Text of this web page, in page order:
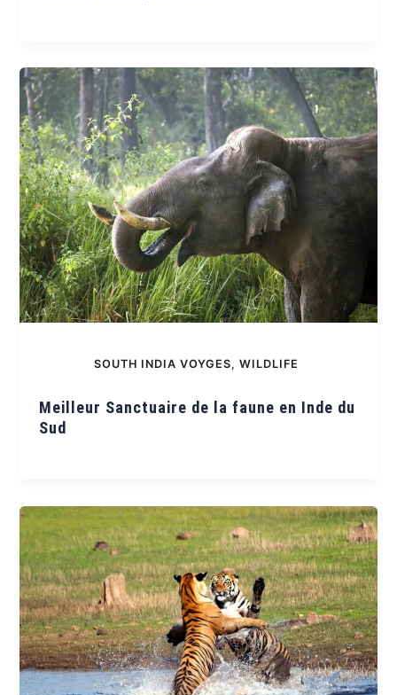
SOUTH INDIA VOYGES, WILDLIFE
Meilleur Sanctuaire de la faune en Inde du
Sud